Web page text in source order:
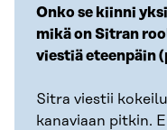
Onko se kiinni
mikä on Sitran
viestiä eteenpäin
Sitra viestii
kanaviaan pitkin.